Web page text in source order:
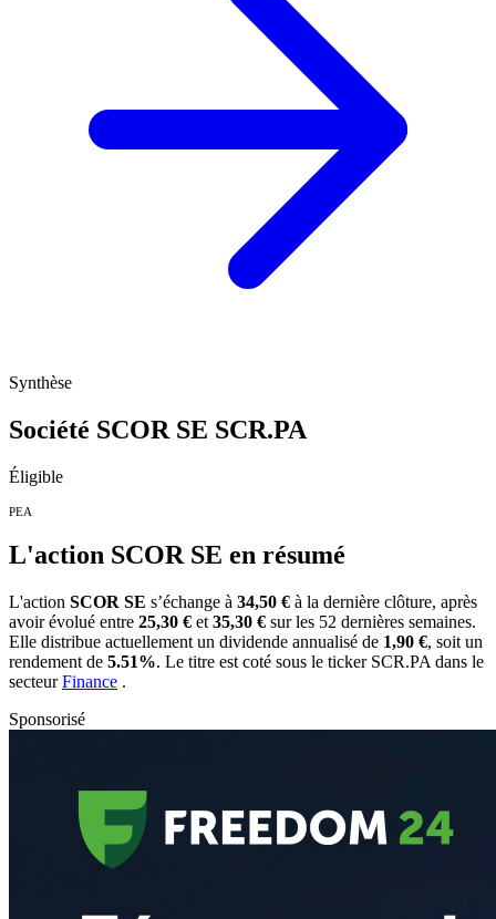
Synthèse
Société SCOR SE SCR.PA
Éligible
PEA
L'action SCOR SE en résumé
L'action SCOR SE s’échange à 34,50 € à la dernière clôture, après
avoir évolué entre 25,30 € et 35,30 € sur les 52 dernières semaines.
Elle distribue actuellement un dividende annualisé de 1,90 €, soit un
rendement de 5.51%. Le titre est coté sous le ticker SCR.PA dans le
secteurFinance .
Sponsorisé